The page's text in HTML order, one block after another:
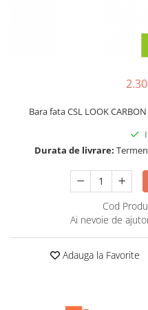
Adaos bara fata
Aripi auto
Praguri tuning
Bara fata CSL LOOK
Durata de livrare:
Cod
Ai nevoie de
Adauga la Favorite